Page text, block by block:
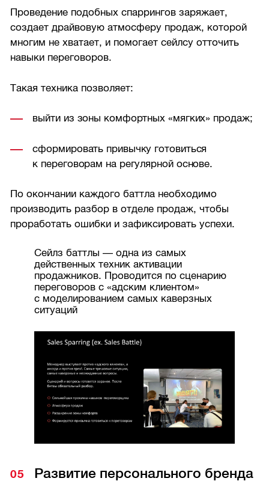
Проведение подобных спаррингов заряжает,
создает драйвовую атмосферу продаж, которой
многим не хватает, и помогает сейлсу отточить
навыки переговоров.
Такая техника позволяет:
выйти из зоны комфортных «мягких» продаж;
сформировать привычку готовиться
к переговорам на регулярной основе.
По окончании каждого баттла необходимо
производить разбор в отделе продаж, чтобы
проработать ошибки и зафиксировать успехи.
Сейлз баттлы — одна из самых
действенных техник активации
продажников. Проводится по сценарию
переговоров с «адским клиентом»
с моделированием самых каверзных
ситуаций
Развитие персонального бренда